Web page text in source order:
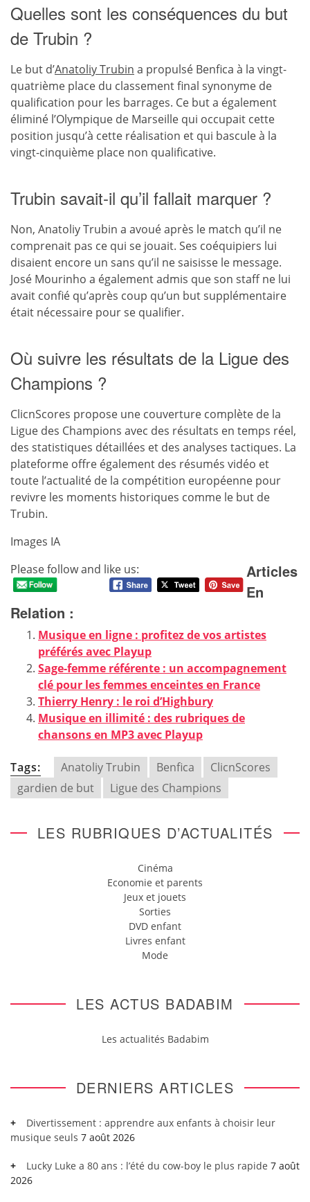
Quelles sont les conséquences du but
de Trubin ?
Le but d’Anatoliy Trubin a propulsé Benfica à la vingt-
quatrième place du classement final synonyme de
qualification pour les barrages. Ce but a également
éliminé l’Olympique de Marseille qui occupait cette
position jusqu’à cette réalisation et qui bascule à la
vingt-cinquième place non qualificative.
Trubin savait-il qu’il fallait marquer ?
Non, Anatoliy Trubin a avoué après le match qu’il ne
comprenait pas ce qui se jouait. Ses coéquipiers lui
disaient encore un sans qu’il ne saisisse le message.
José Mourinho a également admis que son staff ne lui
avait confié qu’après coup qu’un but supplémentaire
était nécessaire pour se qualifier.
Où suivre les résultats de la Ligue des
Champions ?
ClicnScores propose une couverture complète de la
Ligue des Champions avec des résultats en temps réel,
des statistiques détaillées et des analyses tactiques. La
plateforme offre également des résumés vidéo et
toute l’actualité de la compétition européenne pour
revivre les moments historiques comme le but de
Trubin.
Images IA
Please follow and like us:
Articles
En
Relation :
Musique en ligne : profitez de vos artistes
préférés avec Playup
Sage-femme référente : un accompagnement
clé pour les femmes enceintes en France
Thierry Henry : le roi d’Highbury
Musique en illimité : des rubriques de
chansons en MP3 avec Playup
Tags: Anatoliy Trubin Benfica
ClicnScores
gardien de but
Ligue des Champions
LES RUBRIQUES D’ACTUALITÉS
Cinéma
Economie et parents
Jeux et jouets
Sorties
DVD enfant
Livres enfant
Mode
LES ACTUS BADABIM
Les actualités Badabim
DERNIERS ARTICLES
Divertissement : apprendre aux enfants à choisir leur
musique seuls 7 août 2026
Lucky Luke a 80 ans : l’été du cow-boy le plus rapide 7 août
2026